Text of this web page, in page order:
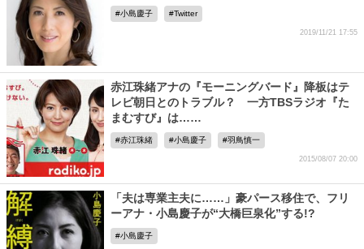
小島慶子 Twitter
2019/11/21 17:55
赤江珠緒アナの『モーニングバード』降板はテ
レビ朝日とのトラブル？ 一方TBSラジオ『た
まむすび』は……
赤江珠緒 小島慶子 羽鳥慎一
2015/08/07 20:00
「夫は専業主夫に……」豪パース移住で、フリ
ーアナ・小島慶子が“大橋巨泉化”する!?
小島慶子